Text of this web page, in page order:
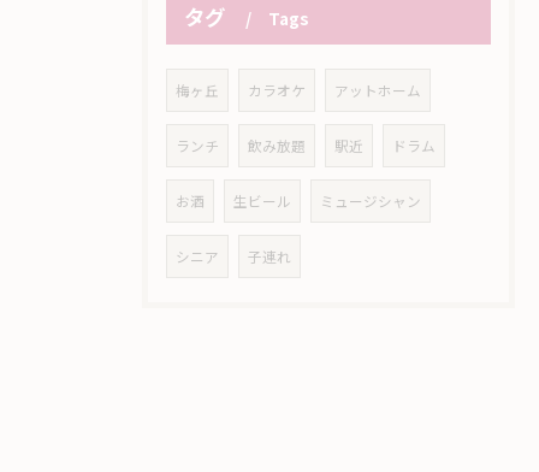
タグ Tags
梅ヶ丘 カラオケ アットホーム
ランチ 飲み放題 駅近 ドラム
お酒 生ビール ミュージシャン
シニア 子連れ